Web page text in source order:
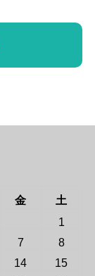
金
土
1
7
8
14
15